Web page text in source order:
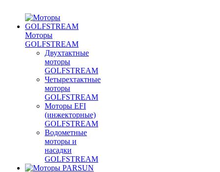
Моторы
GOLFSTREAM
Двухтактные
моторы
GOLFSTREAM
Четырехтактные
моторы
GOLFSTREAM
Моторы EFI
(инжекторные)
GOLFSTREAM
Водометные
моторы и
насадки
GOLFSTREAM